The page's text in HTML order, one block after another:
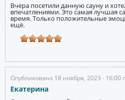
Вчера посетили данную сауну и
впечатлениями. Это самая лучшая
время. Только положительные
ещё.
Опубликовано 18 ноября, 2023 - 16:00
Екатерина